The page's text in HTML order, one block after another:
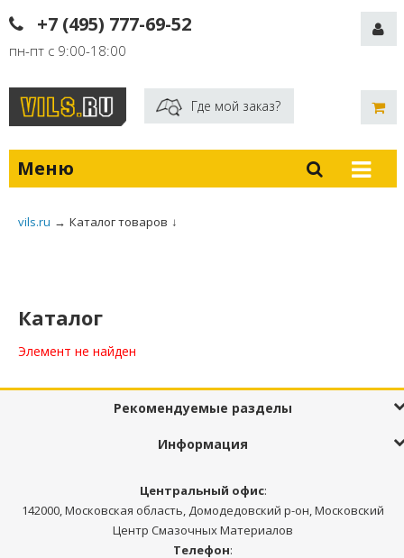
+7 (495) 777-69-52
пн-пт с 9:00-18:00
Где мой заказ?
Меню
vils.ru → Каталог товаров ↓
Каталог
Элемент не найден
Рекомендуемые разделы
Информация
Центральный офис:
142000, Московская область, Домодедовский р-он, Московский
Центр Смазочных Материалов
Телефон: